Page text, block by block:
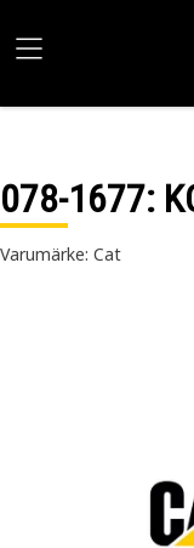
078-1677:
Varumärke: Cat